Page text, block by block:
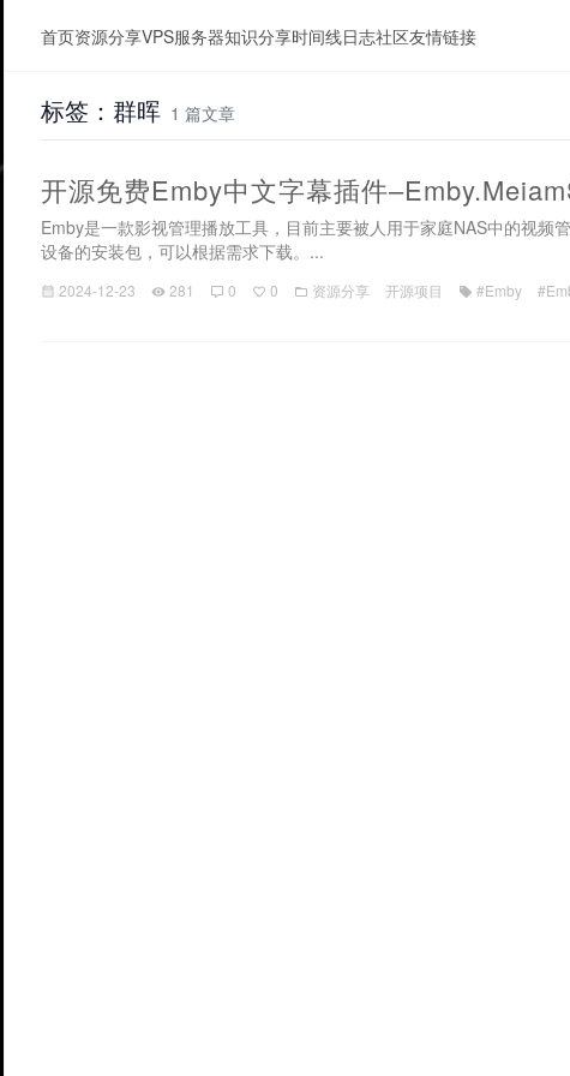
首页资源分享VPS服务器知识分享时间线日志社区友情链接
标签：群晖 1 篇文章
开源免费Emby中文字幕插件
Emby是一款影视管理播放工具，目前主要被人用于家庭NAS中的视
设备的安装包，可以根据需求下载。...
2024-12-23 281 0 0 资源分享 开源项目 #Emby